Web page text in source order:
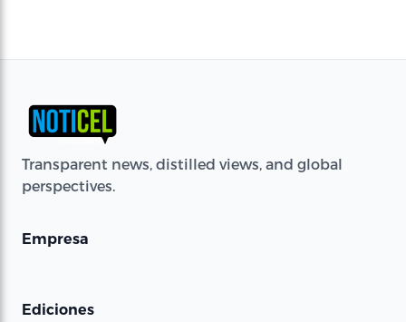
Transparent news, distilled views, and global
perspectives.
Empresa
Ediciones